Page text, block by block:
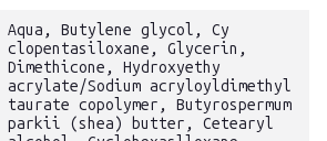
Aqua, Butylene glycol, Cy
clopentasiloxane, Glycerin,
Dimethicone, Hydroxyethy
acrylate/Sodium acryloyldimethyl
taurate copolymer, Butyrospermum
parkii (shea) butter, Cetearyl